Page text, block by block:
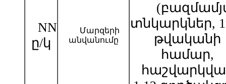
NN
ը/կ
Մարզերի
անվանումը
տնկարկներ,
թվականի
համար,